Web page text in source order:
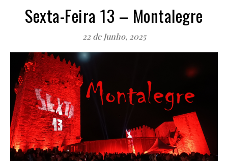
Sexta-Feira 13 – Montalegre
22 de Junho, 2025